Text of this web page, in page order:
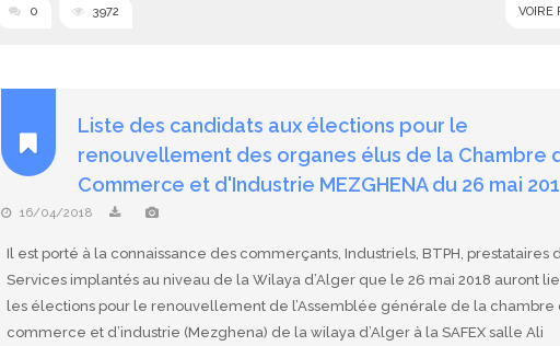
0 3972 VOIRE
Liste des candidats aux élections pour le
renouvellement des organes élus de la Chambre
Commerce et d'Industrie MEZGHENA du 26 mai
16/04/2018
Il est porté à la connaissance des commerçants, Industriels, BTPH, prestataires
Services implantés au niveau de la Wilaya d’Alger que le 26 mai 2018 auront
les élections pour le renouvellement de l’Assemblée générale de la chambre
commerce et d’industrie (Mezghena) de la wilaya d’Alger à la SAFEX salle Ali